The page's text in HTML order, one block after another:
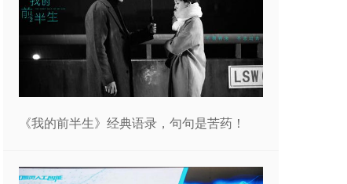
《我的前半生》经典语录，句句是苦药！